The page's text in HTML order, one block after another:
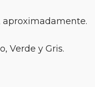
aproximadamente.
Verde y Gris.